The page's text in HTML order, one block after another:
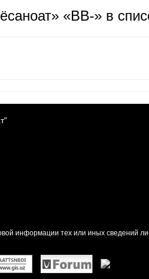
«BB-» в
информации тех или иных сведений